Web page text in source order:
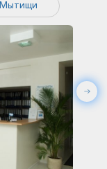
Мытищи